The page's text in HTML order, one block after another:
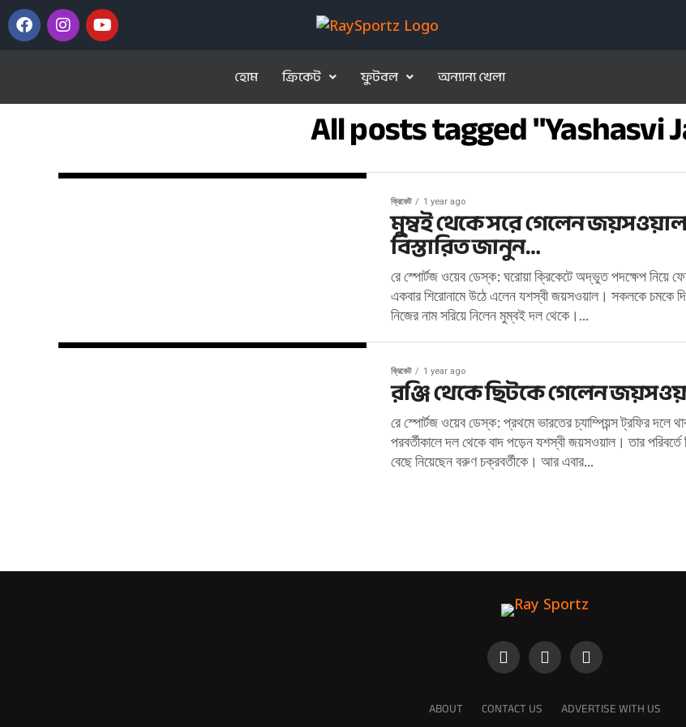
হোম ক্রিকেট ফুটবল অন্যান্য খেলা
All posts tagged "Yashasvi
ক্রিকেট 1 year ago
মুম্বই থেকে সরে গেলেন
বিস্তারিত জানুন…
রে স্পোর্টজ ওয়েব ডেস্ক: ঘরোয়া ক্রিকেটে অদ্ভুত পদক্ষেপ নিয়ে
একবার শিরোনামে উঠে এলেন যশস্বী জয়সওয়াল। সকলকে চমকে
নিজের নাম সরিয়ে নিলেন মুম্বই দল থেকে।...
ক্রিকেট 1 year ago
রঞ্জি থেকে ছিটকে গেলেন
রে স্পোর্টজ ওয়েব ডেস্ক: প্রথমে ভারতের চ্যাম্পিয়ন্স ট্রফির দলে
পরবর্তীকালে দল থেকে বাদ পড়েন যশস্বী জয়সওয়াল। তার পরিবর্তে
বেছে নিয়েছেন বরুণ চক্রবর্তীকে। আর এবার...
ABOUT CONTACT US ADVERTISE WITH US